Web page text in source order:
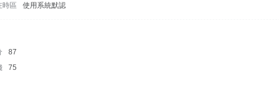
時區 使用系統默認
87
75